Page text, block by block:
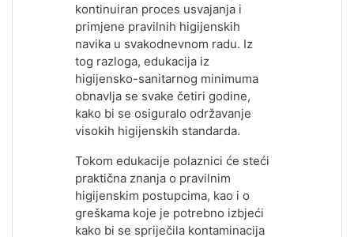
kontinuiran proces usvajanja i
primjene pravilnih higijenskih
navika u svakodnevnom radu. Iz
tog razloga, edukacija iz
higijensko-sanitarnog minimuma
obnavlja se svake četiri godine,
kako bi se osiguralo održavanje
visokih higijenskih standarda.
Tokom edukacije polaznici će steći
praktična znanja o pravilnim
higijenskim postupcima, kao i o
greškama koje je potrebno izbjeći
kako bi se spriječila kontaminacija